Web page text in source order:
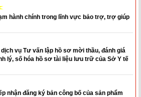
hành chính trong lĩnh vực bảo trợ, trợ giúp
vụ Tư vấn lập hồ sơ mời thầu, đánh giá
lý, số hóa hồ sơ tài liệu lưu trữ của Sở Y tế
nhận đăng ký bản công bố của sản phẩm